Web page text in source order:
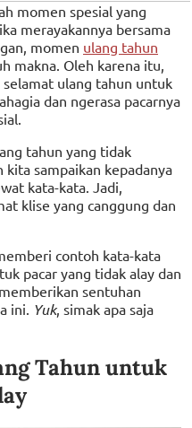
momen spesial yang
merayakannya bersama
momen ulang tahun
makna. Oleh karena itu,
ulang tahun untuk
dan ngerasa pacarnya
tahun yang tidak
sampaikan kepadanya
kata-kata. Jadi,
klise yang canggung dan
contoh kata-kata
pacar yang tidak alay dan
sentuhan
ini. Yuk, simak apa saja
Tahun untuk